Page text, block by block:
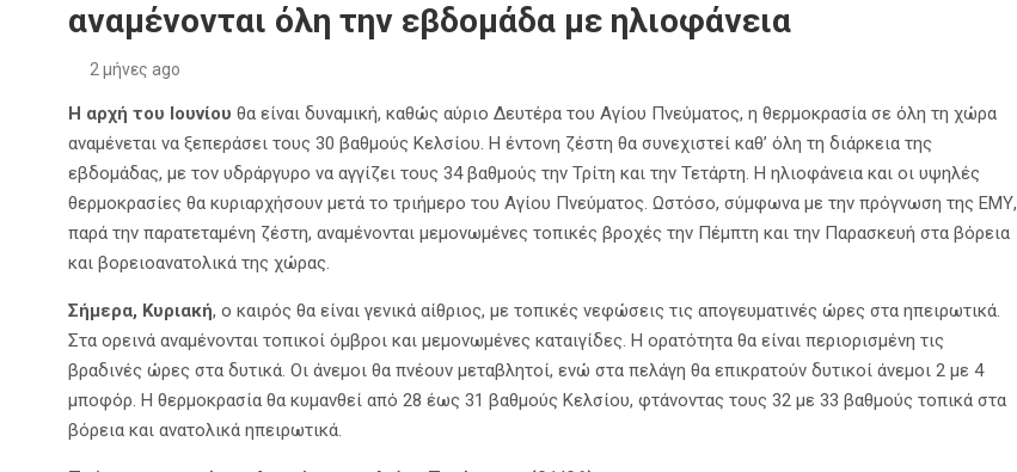
αναμένονται όλη την εβδομάδα με ηλιοφάνεια
2 μήνες ago
Η αρχή του Ιουνίου θα είναι δυναμική, καθώς αύριο Δευτέρα του Αγίου Πνεύματος, η θερμοκρασία σε όλη τη χώρα
αναμένεται να ξεπεράσει τους 30 βαθμούς Κελσίου. Η έντονη ζέστη θα συνεχιστεί καθ’ όλη τη διάρκεια της
εβδομάδας, με τον υδράργυρο να αγγίζει τους 34 βαθμούς την Τρίτη και την Τετάρτη. Η ηλιοφάνεια και οι υψηλές
θερμοκρασίες θα κυριαρχήσουν μετά το τριήμερο του Αγίου Πνεύματος. Ωστόσο, σύμφωνα με την πρόγνωση της ΕΜΥ,
παρά την παρατεταμένη ζέστη, αναμένονται μεμονωμένες τοπικές βροχές την Πέμπτη και την Παρασκευή στα βόρεια
και βορειοανατολικά της χώρας.
Σήμερα, Κυριακή, ο καιρός θα είναι γενικά αίθριος, με τοπικές νεφώσεις τις απογευματινές ώρες στα ηπειρωτικά.
Στα ορεινά αναμένονται τοπικοί όμβροι και μεμονωμένες καταιγίδες. Η ορατότητα θα είναι περιορισμένη τις
βραδινές ώρες στα δυτικά. Οι άνεμοι θα πνέουν μεταβλητοί, ενώ στα πελάγη θα επικρατούν δυτικοί άνεμοι 2 με 4
μποφόρ. Η θερμοκρασία θα κυμανθεί από 28 έως 31 βαθμούς Κελσίου, φτάνοντας τους 32 με 33 βαθμούς τοπικά στα
βόρεια και ανατολικά ηπειρωτικά.